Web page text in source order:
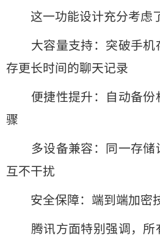
这一功能设计充分考虑了
大容量支持：突破手机
存更长时间的聊天记录
便捷性提升：自动备份
骤
多设备兼容：同一存储
互不干扰
安全保障：端到端加密
腾讯方面特别强调，所